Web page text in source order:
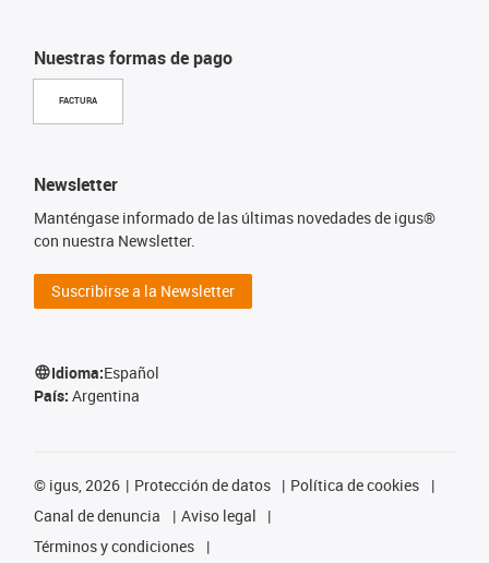
Nuestras formas de pago
FACTURA
Newsletter
Manténgase informado de las últimas novedades de igus®
con nuestra Newsletter.
Suscribirse a la Newsletter
Idioma:Español
País: Argentina
© igus, 2026 Protección de datos
Política de cookies
Canal de denuncia
Aviso legal
Términos y condiciones